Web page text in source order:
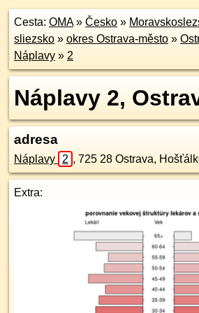
Cesta: OMA» Česko »
sliezsko » okres Ostrava-město »
Náplavy » 2
Náplavy 2,
adresa
Náplavy 2 , 725 28 Ostrava,
Extra: